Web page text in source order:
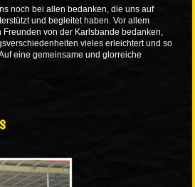
noch bei allen bedanken, die uns auf
und begleitet haben. Vor allem
Freunden von der Karlsbande bedanken,
vieles erleichtert und so
eine gemeinsame und glorreiche